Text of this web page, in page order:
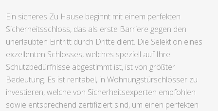
Ein sicheres Zu Hause beginnt mit einem perfekten
Sicherheitsschloss, das als erste Barriere gegen den
unerlaubten Eintritt durch Dritte dient. Die Selektion eines
exzellenten Schlosses, welches speziell auf Ihre
Schutzbedürfnisse abgestimmt ist, ist von größter
Bedeutung. Es ist rentabel, in Wohnungstürschlösser zu
investieren, welche von Sicherheitsexperten empfohlen
sowie entsprechend zertifiziert sind, um einen perfekten